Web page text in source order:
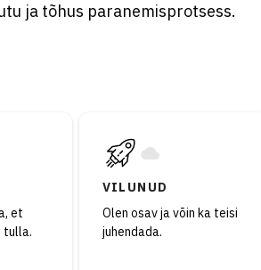
ja tõhus paranemisprotsess.
et
tulla.
VILUNUD
Olen osav ja võin ka teisi
juhendada.